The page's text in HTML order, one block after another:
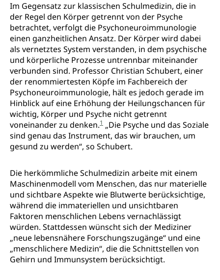
Im Gegensatz zur klassischen Schulmedizin, die in
der Regel den Körper getrennt von der Psyche
betrachtet, verfolgt die Psychoneuroimmunologie
einen ganzheitlichen Ansatz. Der Körper wird dabei
als vernetztes System verstanden, in dem psychische
und körperliche Prozesse untrennbar miteinander
verbunden sind. Professor Christian Schubert, einer
der renommiertesten Köpfe im Fachbereich der
Psychoneuroimmunologie, hält es jedoch gerade im
Hinblick auf eine Erhöhung der Heilungschancen für
wichtig, Körper und Psyche nicht getrennt
voneinander zu denken.1 „Die Psyche und das Soziale
sind genau das Instrument, das wir brauchen, um
gesund zu werden“, so Schubert.
Die herkömmliche Schulmedizin arbeite mit einem
Maschinenmodell vom Menschen, das nur materielle
und sichtbare Aspekte wie Blutwerte berücksichtige,
während die immateriellen und unsichtbaren
Faktoren menschlichen Lebens vernachlässigt
würden. Stattdessen wünscht sich der Mediziner
„neue lebensnähere Forschungszugänge“ und eine
„menschlichere Medizin“, die die Schnittstellen von
Gehirn und Immunsystem berücksichtigt.